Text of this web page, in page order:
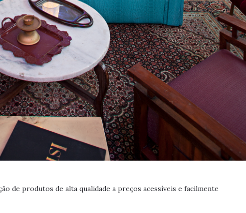
de produtos de alta qualidade a preços acessíveis e facilmente